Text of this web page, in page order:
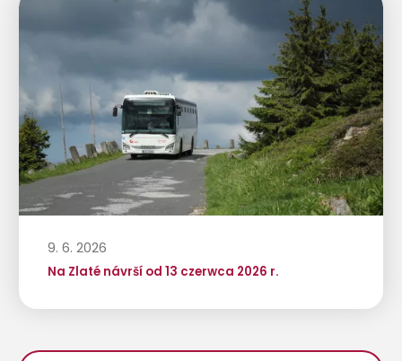
9. 6. 2026
Na Zlaté návrší od 13 czerwca 2026 r.